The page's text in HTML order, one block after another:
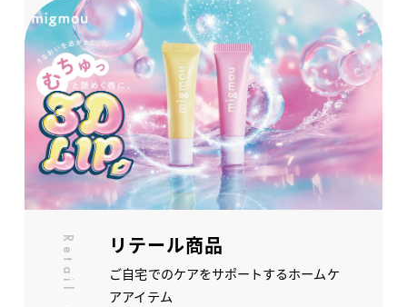
Retail リテール商品
ご自宅でのケアをサポートするホームケ
アアイテム